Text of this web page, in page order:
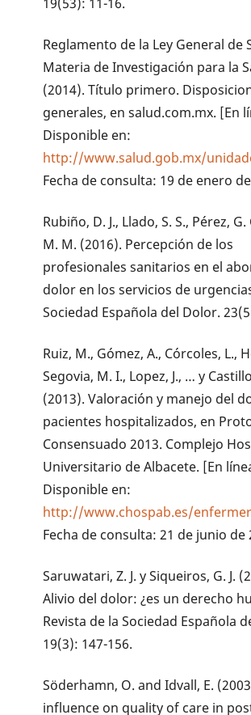
Reglamento de la Ley General de
Materia de Investigación para la
(2014). Título primero.
generales, en salud.com.mx. [En
Disponible en:
http://www.salud.gob.mx/
Fecha de consulta: 19 de enero de
Rubiño, D. J., Llado, S. S., Pérez, G.
M. M. (2016). Percepción de los
profesionales sanitarios en el
dolor en los servicios de
Sociedad Española del Dolor.
Ruiz, M., Gómez, A., Córcoles, L.,
Segovia, M. I., Lopez, J., … y
(2013). Valoración y manejo del
pacientes hospitalizados, en
Consensuado 2013. Complejo
Universitario de Albacete. [En
Disponible en:
http://www.chospab.es/
Fecha de consulta: 21 de junio de
Saruwatari, Z. J. y Siqueiros, G. J.
Alivio del dolor: ¿es un derecho
Revista de la Sociedad Española
19(3): 147-156.
Söderhamn, O. and Idvall, E.
influence on quality of care in